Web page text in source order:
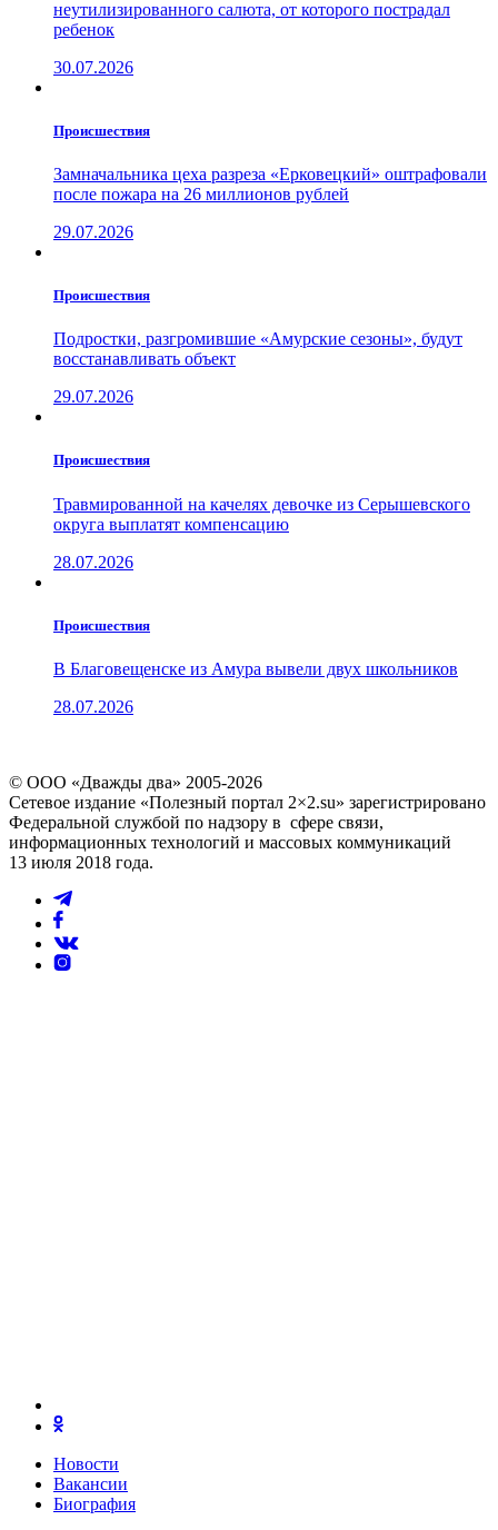
неутилизированного салюта, от которого пострадал
ребенок
30.07.2026
Проиcшествия
Замначальника цеха разреза «Ерковецкий» оштрафовали
после пожара на 26 миллионов рублей
29.07.2026
Проиcшествия
Подростки, разгромившие «Амурские сезоны», будут
восстанавливать объект
29.07.2026
Проиcшествия
Травмированной на качелях девочке из Серышевского
округа выплатят компенсацию
28.07.2026
Проиcшествия
В Благовещенске из Амура вывели двух школьников
28.07.2026
© ООО «Дважды два» 2005-2026
Сетевое издание «Полезный портал 2×2.su» зарегистрировано
Федеральной службой по надзору в сфере связи,
информационных технологий и массовых коммуникаций
13 июля 2018 года.
Новости
Вакансии
Биография